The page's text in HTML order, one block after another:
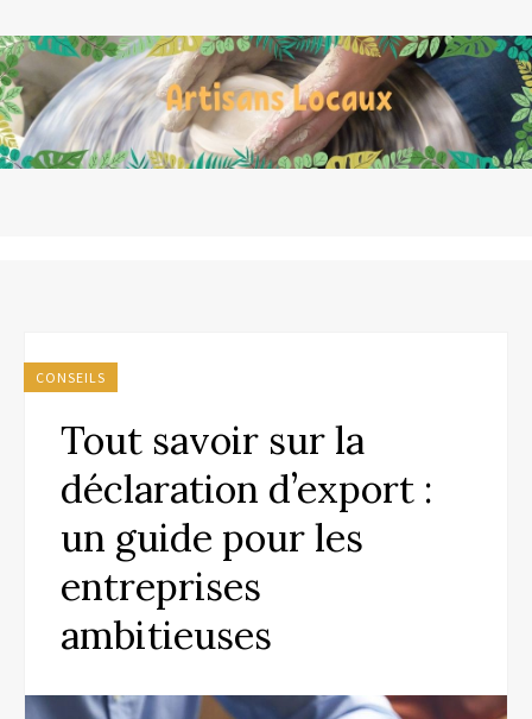
CONSEILS
Tout savoir sur la
déclaration d’export :
un guide pour les
entreprises
ambitieuses